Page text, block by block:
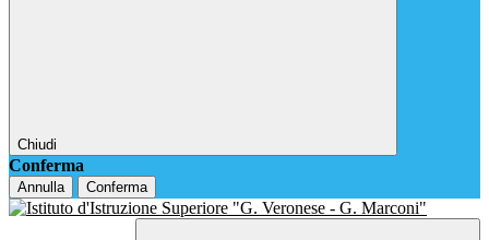
Chiudi
Conferma
Annulla Conferma